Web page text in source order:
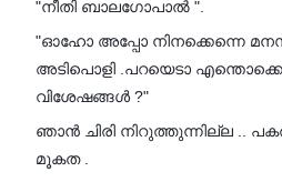
"നീതി ബാലഗോപാൽ ".
"ഓഹോ അപ്പോ നിനക്കെന്നെ
അടിപൊളി .പറയെടാ
വിശേഷങ്ങൾ ?"
ഞാൻ ചിരി നിറുത്തുന്നില്ല ..
മൂകത .